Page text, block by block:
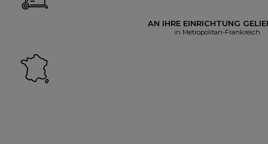
AN IHRE EINRICHTUNG
in Metropolitan-Frankreich